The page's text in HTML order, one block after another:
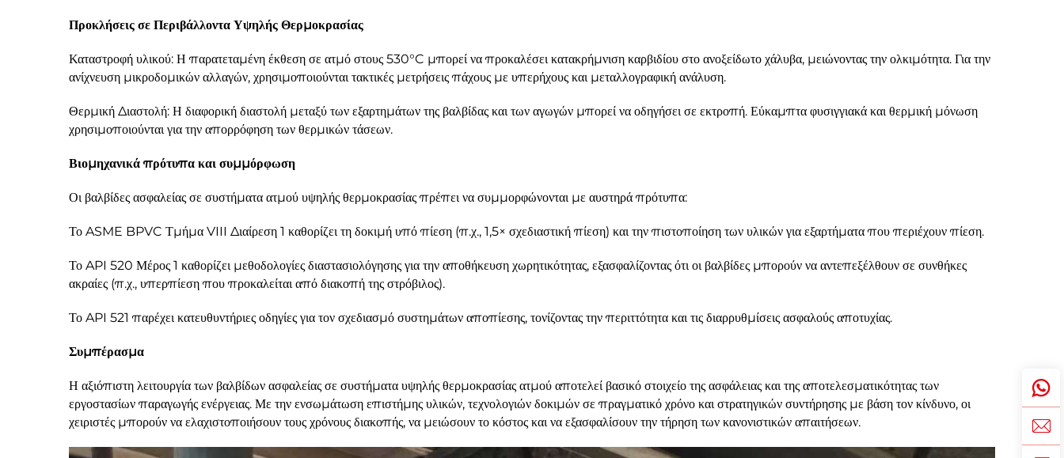
Προκλήσεις σε Περιβάλλοντα Υψηλής Θερμοκρασίας
Καταστροφή υλικού: Η παρατεταμένη έκθεση σε ατμό στους 530°C μπορεί να προκαλέσει κατακρήμνιση καρβιδίου στο ανοξείδωτο χάλυβα, μειώνοντας την ολκιμότητα. Για την
ανίχνευση μικροδομικών αλλαγών, χρησιμοποιούνται τακτικές μετρήσεις πάχους με υπερήχους και μεταλλογραφική ανάλυση.
Θερμική Διαστολή: Η διαφορική διαστολή μεταξύ των εξαρτημάτων της βαλβίδας και των αγωγών μπορεί να οδηγήσει σε εκτροπή. Εύκαμπτα φυσιγγιακά και θερμική μόνωση
χρησιμοποιούνται για την απορρόφηση των θερμικών τάσεων.
Βιομηχανικά πρότυπα και συμμόρφωση
Οι βαλβίδες ασφαλείας σε συστήματα ατμού υψηλής θερμοκρασίας πρέπει να συμμορφώνονται με αυστηρά πρότυπα:
Το ASME BPVC Τμήμα VIII Διαίρεση 1 καθορίζει τη δοκιμή υπό πίεση (π.χ., 1,5× σχεδιαστική πίεση) και την πιστοποίηση των υλικών για εξαρτήματα που περιέχουν πίεση.
Το API 520 Μέρος 1 καθορίζει μεθοδολογίες διαστασιολόγησης για την αποθήκευση χωρητικότητας, εξασφαλίζοντας ότι οι βαλβίδες μπορούν να αντεπεξέλθουν σε συνθήκες
ακραίες (π.χ., υπερπίεση που προκαλείται από διακοπή της στρόβιλος).
Το API 521 παρέχει κατευθυντήριες οδηγίες για τον σχεδιασμό συστημάτων αποπίεσης, τονίζοντας την περιττότητα και τις διαρρυθμίσεις ασφαλούς αποτυχίας.
Συμπέρασμα
Η αξιόπιστη λειτουργία των βαλβίδων ασφαλείας σε συστήματα υψηλής θερμοκρασίας ατμού αποτελεί βασικό στοιχείο της ασφάλειας και της αποτελεσματικότητας των
εργοστασίων παραγωγής ενέργειας. Με την ενσωμάτωση επιστήμης υλικών, τεχνολογιών δοκιμών σε πραγματικό χρόνο και στρατηγικών συντήρησης με βάση τον κίνδυνο, οι
χειριστές μπορούν να ελαχιστοποιήσουν τους χρόνους διακοπής, να μειώσουν το κόστος και να εξασφαλίσουν την τήρηση των κανονιστικών απαιτήσεων.